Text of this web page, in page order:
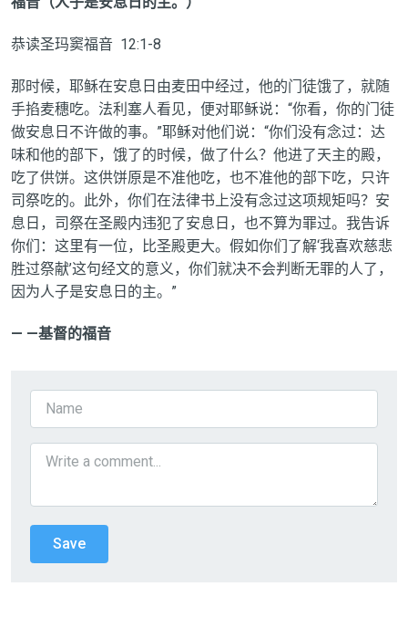
恭读圣玛窦福音12:1-8
那时候，耶稣在安息日由麦田中经过，他的门徒饿了，就随
手掐麦穗吃。法利塞人看见，便对耶稣说：“你看，你的门徒
做安息日不许做的事。”耶稣对他们说：“你们没有念过：达
味和他的部下，饿了的时候，做了什么？他进了天主的殿，
吃了供饼。这供饼原是不准他吃，也不准他的部下吃，只许
司祭吃的。此外，你们在法律书上没有念过这项规矩吗？安
息日，司祭在圣殿内违犯了安息日，也不算为罪过。我告诉
你们：这里有一位，比圣殿更大。假如你们了解‘我喜欢慈悲
胜过祭献’这句经文的意义，你们就决不会判断无罪的人了，
因为人子是安息日的主。”
— —基督的福音